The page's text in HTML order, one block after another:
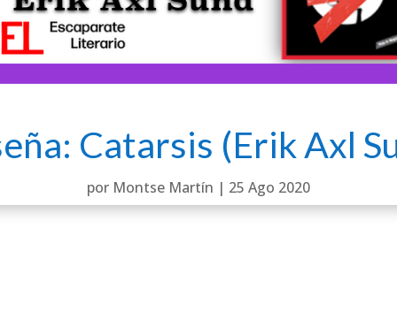
Catarsis (Erik Axl
por Montse Martín | 25 Ago 2020